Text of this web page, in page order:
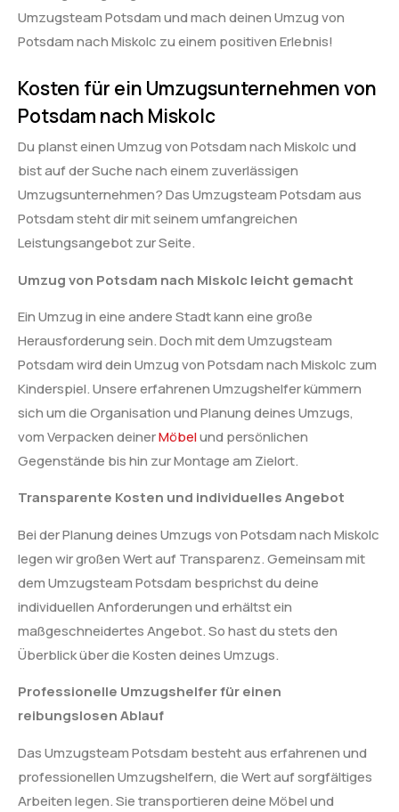
Umzugsteam Potsdam und mach deinen Umzug von
Potsdam nach Miskolc zu einem positiven Erlebnis!
Kosten für ein Umzugsunternehmen von
Potsdam nach Miskolc
Du planst einen Umzug von Potsdam nach Miskolc und
bist auf der Suche nach einem zuverlässigen
Umzugsunternehmen? Das Umzugsteam Potsdam aus
Potsdam steht dir mit seinem umfangreichen
Leistungsangebot zur Seite.
Umzug von Potsdam nach Miskolc leicht gemacht
Ein Umzug in eine andere Stadt kann eine große
Herausforderung sein. Doch mit dem Umzugsteam
Potsdam wird dein Umzug von Potsdam nach Miskolc zum
Kinderspiel. Unsere erfahrenen Umzugshelfer kümmern
sich um die Organisation und Planung deines Umzugs,
vom Verpacken deinerMöbelund persönlichen
Gegenstände bis hin zur Montage am Zielort.
Transparente Kosten und individuelles Angebot
Bei der Planung deines Umzugs von Potsdam nach Miskolc
legen wir großen Wert auf Transparenz. Gemeinsam mit
dem Umzugsteam Potsdam besprichst du deine
individuellen Anforderungen und erhältst ein
maßgeschneidertes Angebot. So hast du stets den
Überblick über die Kosten deines Umzugs.
Professionelle Umzugshelfer für einen
reibungslosen Ablauf
Das Umzugsteam Potsdam besteht aus erfahrenen und
professionellen Umzugshelfern, die Wert auf sorgfältiges
Arbeiten legen. Sie transportieren deine Möbel und